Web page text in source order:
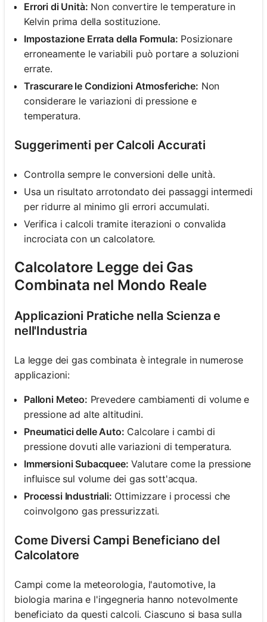
Errori di Unità: Non convertire le temperature in
Kelvin prima della sostituzione.
Impostazione Errata della Formula: Posizionare
erroneamente le variabili può portare a soluzioni
errate.
Trascurare le Condizioni Atmosferiche: Non
considerare le variazioni di pressione e
temperatura.
Suggerimenti per Calcoli Accurati
Controlla sempre le conversioni delle unità.
Usa un risultato arrotondato dei passaggi intermedi
per ridurre al minimo gli errori accumulati.
Verifica i calcoli tramite iterazioni o convalida
incrociata con un calcolatore.
Calcolatore Legge dei Gas
Combinata nel Mondo Reale
Applicazioni Pratiche nella Scienza e
nell'Industria
La legge dei gas combinata è integrale in numerose
applicazioni:
Palloni Meteo: Prevedere cambiamenti di volume e
pressione ad alte altitudini.
Pneumatici delle Auto: Calcolare i cambi di
pressione dovuti alle variazioni di temperatura.
Immersioni Subacquee: Valutare come la pressione
influisce sul volume dei gas sott'acqua.
Processi Industriali: Ottimizzare i processi che
coinvolgono gas pressurizzati.
Come Diversi Campi Beneficiano del
Calcolatore
Campi come la meteorologia, l'automotive, la
biologia marina e l'ingegneria hanno notevolmente
beneficiato da questi calcoli. Ciascuno si basa sulla